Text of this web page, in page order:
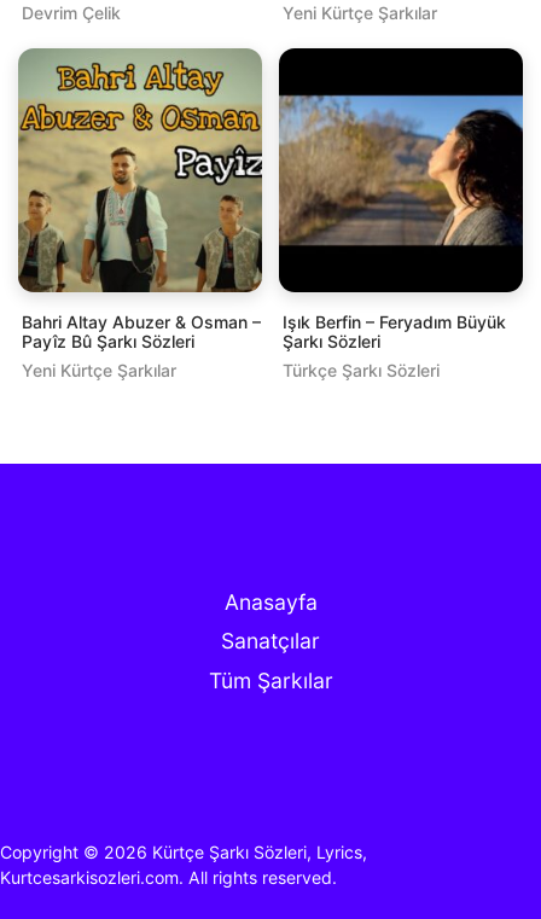
Devrim Çelik
Yeni Kürtçe Şarkılar
Bahri Altay Abuzer & Osman –
Payîz Bû Şarkı Sözleri
Yeni Kürtçe Şarkılar
Işık Berfin – Feryadım Büyük
Şarkı Sözleri
Türkçe Şarkı Sözleri
Anasayfa
Sanatçılar
Tüm Şarkılar
Copyright © 2026 Kürtçe Şarkı Sözleri, Lyrics,
Kurtcesarkisozleri.com. All rights reserved.